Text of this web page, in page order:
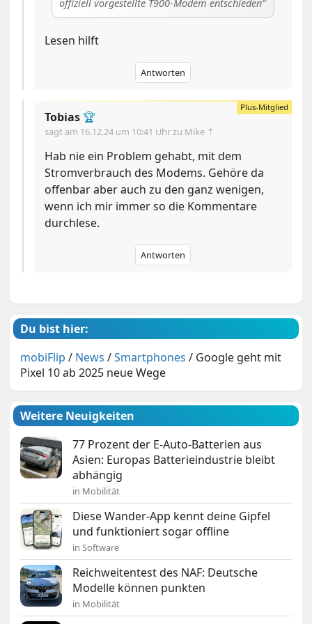
offiziell vorgestellte T900-Modem entschieden
Lesen hilft
Antworten
Tobias 🏆
sagt am 16.12.24 um 10:41 Uhrzu Mike ⇡
Hab nie ein Problem gehabt, mit dem
Stromverbrauch des Modems. Gehöre da
offenbar aber auch zu den ganz wenigen,
wenn ich mir immer so die Kommentare
durchlese.
Antworten
Du bist hier:
mobiFlip / News /Smartphones / Google geht mit
Pixel 10 ab 2025 neue Wege
Weitere Neuigkeiten
77 Prozent der E-Auto-Batterien aus
Asien: Europas Batterieindustrie bleibt
abhängig
in Mobilität
Diese Wander-App kennt deine Gipfel
und funktioniert sogar offline
in Software
Reichweitentest des NAF: Deutsche
Modelle können punkten
in Mobilität